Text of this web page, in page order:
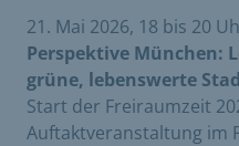
21. Mai 2026, 18 bis 20
Perspektive München:
grüne, lebenswerte
Start der Freiraumzeit
Auftaktveranstaltung im